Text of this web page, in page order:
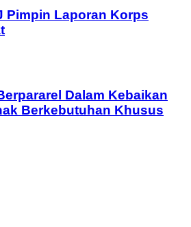
Pimpin Laporan Korps
Dalam Kebaikan
Berkebutuhan Khusus